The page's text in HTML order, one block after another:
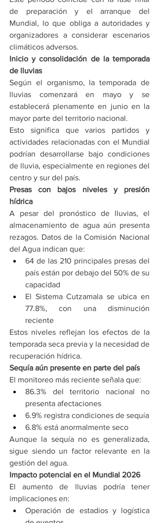
de preparación y el arranque del
Mundial, lo que obliga a autoridades y
organizadores a considerar escenarios
climáticos adversos.
Inicio y consolidación de la temporada
de lluvias
Según el organismo, la temporada de
lluvias comenzará en mayo y se
establecerá plenamente en junio en la
mayor parte del territorio nacional.
Esto significa que varios partidos y
actividades relacionadas con el Mundial
podrían desarrollarse bajo condiciones
de lluvia, especialmente en regiones del
centro y sur del país.
Presas con bajos niveles y presión
hídrica
A pesar del pronóstico de lluvias, el
almacenamiento de agua aún presenta
rezagos. Datos de la Comisión Nacional
del Agua indican que:
64 de las 210 principales presas del
país están por debajo del 50% de su
capacidad
El Sistema Cutzamala se ubica en
77.8%, con una disminución
reciente
Estos niveles reflejan los efectos de la
temporada seca previa y la necesidad de
recuperación hídrica.
Sequía aún presente en parte del país
El monitoreo más reciente señala que:
86.3% del territorio nacional no
presenta afectaciones
6.9% registra condiciones de sequía
6.8% está anormalmente seco
Aunque la sequía no es generalizada,
sigue siendo un factor relevante en la
gestión del agua.
Impacto potencial en el Mundial 2026
El aumento de lluvias podría tener
implicaciones en:
Operación de estadios y logística